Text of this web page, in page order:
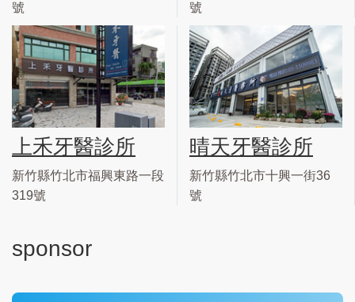
號
號
上禾牙醫診所
新竹縣竹北市福興東路一段
319號
晴天牙醫診所
新竹縣竹北市十興一街36
號
sponsor